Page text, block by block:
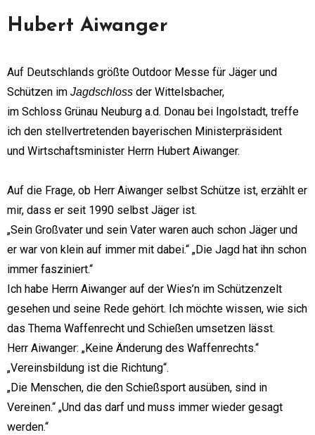
Hubert Aiwanger
Auf Deutschlands größte Outdoor Messe für Jäger und
Schützen im Jagdschloss der Wittelsbacher,
im Schloss Grünau Neuburg a.d. Donau bei Ingolstadt, treffe
ich den stellvertretenden bayerischen Ministerpräsident
und Wirtschaftsminister Herrn Hubert Aiwanger.
Auf die Frage, ob Herr Aiwanger selbst Schütze ist, erzählt er
mir, dass er seit 1990 selbst Jäger ist.
„Sein Großvater und sein Vater waren auch schon Jäger und
er war von klein auf immer mit dabei.“ „Die Jagd hat ihn schon
immer fasziniert.“
Ich habe Herrn Aiwanger auf der Wies’n im Schützenzelt
gesehen und seine Rede gehört. Ich möchte wissen, wie sich
das Thema Waffenrecht und Schießen umsetzen lässt.
Herr Aiwanger: „Keine Änderung des Waffenrechts.“
„Vereinsbildung ist die Richtung“.
„Die Menschen, die den Schießsport ausüben, sind in
Vereinen.“ „Und das darf und muss immer wieder gesagt
werden.“